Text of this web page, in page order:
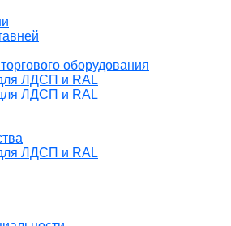
оборудования
ЛДСП и RAL
ЛДСП и RAL
ЛДСП и RAL